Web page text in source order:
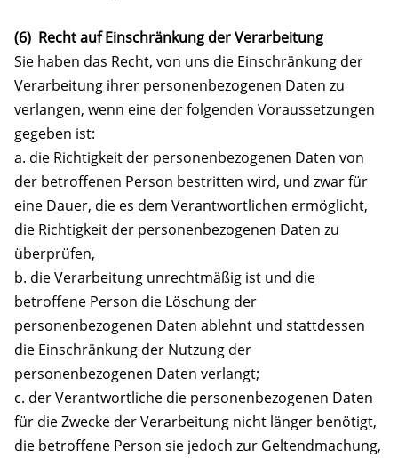
(6) Recht auf Einschränkung der Verarbeitung
Sie haben das Recht, von uns die Einschränkung der
Verarbeitung ihrer personenbezogenen Daten zu
verlangen, wenn eine der folgenden Voraussetzungen
gegeben ist:
a. die Richtigkeit der personenbezogenen Daten von
der betroffenen Person bestritten wird, und zwar für
eine Dauer, die es dem Verantwortlichen ermöglicht,
die Richtigkeit der personenbezogenen Daten zu
überprüfen,
b. die Verarbeitung unrechtmäßig ist und die
betroffene Person die Löschung der
personenbezogenen Daten ablehnt und stattdessen
die Einschränkung der Nutzung der
personenbezogenen Daten verlangt;
c. der Verantwortliche die personenbezogenen Daten
für die Zwecke der Verarbeitung nicht länger benötigt,
die betroffene Person sie jedoch zur Geltendmachung,